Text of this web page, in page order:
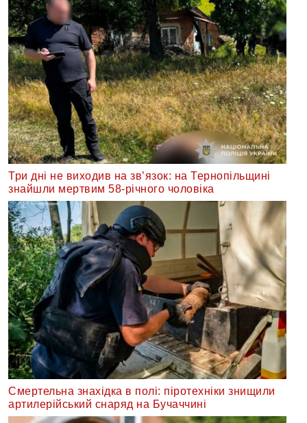
Три дні не виходив на зв’язок: на Тернопільщині
знайшли мертвим 58-річного чоловіка
Смертельна знахідка в полі: піротехніки знищили
артилерійський снаряд на Бучаччині